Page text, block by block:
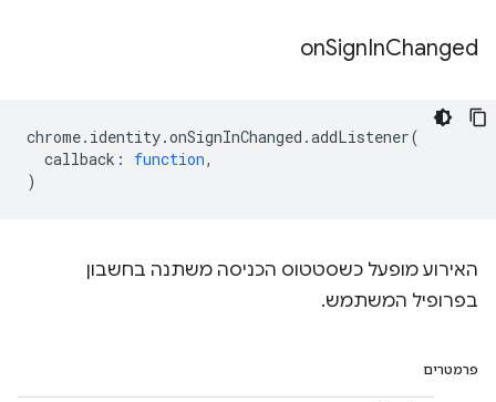
onSignInChanged
chrome. identity.onSignInChanged .addListener(
callback : function,
)
האירוע מופעל כשסטטוס הכניסה משתנה בחשבון
בפרופיל המשתמש.
פרמטרים